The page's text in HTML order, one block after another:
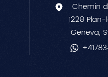
Chemin
1228
Geneva,